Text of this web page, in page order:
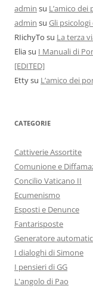
admin su L’amico
admin su Gli
RIichyTo su La terza
Eliasu I Manuali di
[EDITED]
Ettysu L’amico dei
CATEGORIE
Cattiverie Assortite
Comunione e
Concilio Vaticano II
Ecumenismo
Esposti e Denunce
Fantarisposte
Generatore
I dialoghi di Simone
I pensieri di GG
L'angolo di Pao